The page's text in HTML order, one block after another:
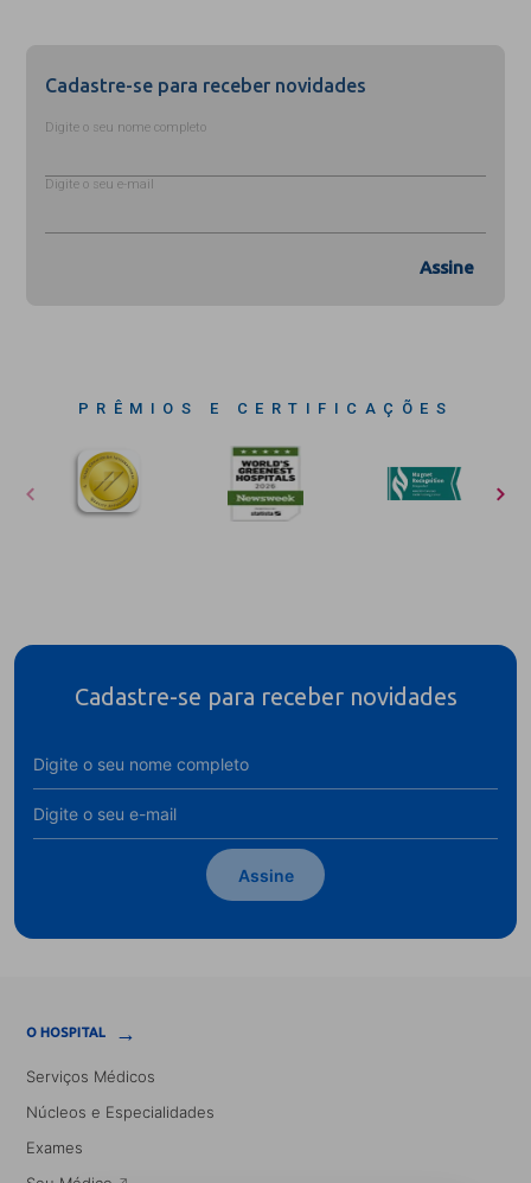
Cadastre-se para receber novidades
Digite o seu nome completo
Digite o seu e-mail
Assine
PRÊMIOS E CERTIFICAÇÕES
Cadastre-se para receber novidades
Assine
O HOSPITAL →
Serviços Médicos
Núcleos e Especialidades
Exames